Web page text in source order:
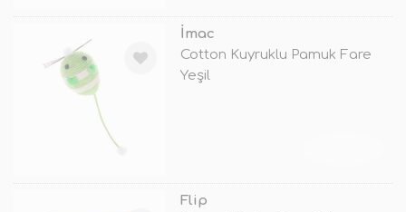
İmac
Cotton Kuyruklu Pamuk Fare
Yeşil
Flip